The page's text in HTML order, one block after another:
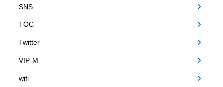
SNS
TOC
Twitter
VIP-M
wifi